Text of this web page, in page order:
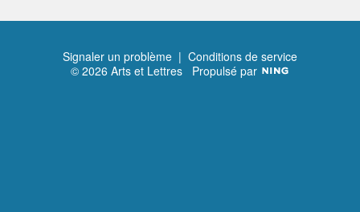
Signaler un problème | Conditions de service
© 2026 Arts et Lettres Propulsé par